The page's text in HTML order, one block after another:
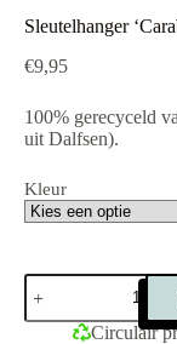
Sleutelhanger
€9,95
100% gerecyceld
uit Dalfsen).
Kleur
Sleutelhanger
'Carabiner'
ShampooCirculair